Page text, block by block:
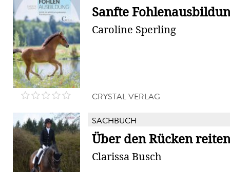
Sanfte
Caroline Sperling
CRYSTAL VERLAG
SACHBUCH
Über den Rücken reiten
Clarissa Busch